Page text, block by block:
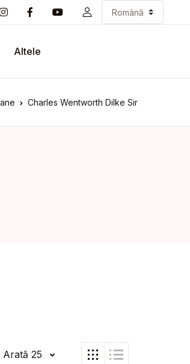
Altele
Charles Wentworth Dilke Sir
Arată 25